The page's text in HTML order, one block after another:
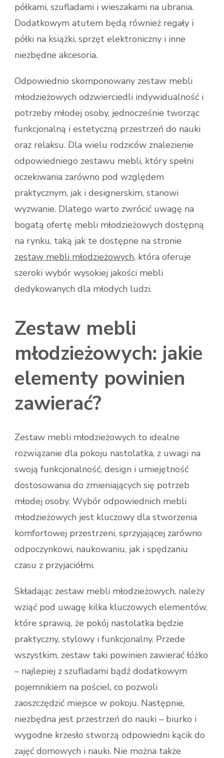
półkami, szufladami i wieszakami na ubrania.
Dodatkowym atutem będą również regały i
półki na książki, sprzęt elektroniczny i inne
niezbędne akcesoria.
Odpowiednio skomponowany zestaw mebli
młodzieżowych odzwierciedli indywidualność i
potrzeby młodej osoby, jednocześnie tworząc
funkcjonalną i estetyczną przestrzeń do nauki
oraz relaksu. Dla wielu rodziców znalezienie
odpowiedniego zestawu mebli, który spełni
oczekiwania zarówno pod względem
praktycznym, jak i designerskim, stanowi
wyzwanie. Dlatego warto zwrócić uwagę na
bogatą ofertę mebli młodzieżowych dostępną
na rynku, taką jak te dostępne na stronie
zestaw mebli młodzieżowych, która oferuje
szeroki wybór wysokiej jakości mebli
dedykowanych dla młodych ludzi.
Zestaw mebli
młodzieżowych: jakie
elementy powinien
zawierać?
Zestaw mebli młodzieżowych to idealne
rozwiązanie dla pokoju nastolatka, z uwagi na
swoją funkcjonalność, design i umiejętność
dostosowania do zmieniających się potrzeb
młodej osoby. Wybór odpowiednich mebli
młodzieżowych jest kluczowy dla stworzenia
komfortowej przestrzeni, sprzyjającej zarówno
odpoczynkowi, naukowaniu, jak i spędzaniu
czasu z przyjaciółmi.
Składając zestaw mebli młodzieżowych, należy
wziąć pod uwagę kilka kluczowych elementów,
które sprawią, że pokój nastolatka będzie
praktyczny, stylowy i funkcjonalny. Przede
wszystkim, zestaw taki powinien zawierać łóżko
– najlepiej z szufladami bądź dodatkowym
pojemnikiem na pościel, co pozwoli
zaoszczędzić miejsce w pokoju. Następnie,
niezbędna jest przestrzeń do nauki – biurko i
wygodne krzesło stworzą odpowiedni kącik do
zajęć domowych i nauki. Nie można także